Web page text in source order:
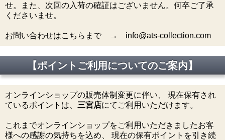
せ。また、次回の入荷の確証はございません。何卒ご了承
くださいませ。
お問い合わせはこちらまで → info@ats-collection.com
【ポイントご利用についてのご案内】
オンラインショップの販売体制変更に伴い、 現在保有され
ているポイントは、 三宮店にてご利用いただけます。
これまでオンラインショップをご利用いただきましたお客
様への感謝の気持ちを込め、 現在の保有ポイントを引き続